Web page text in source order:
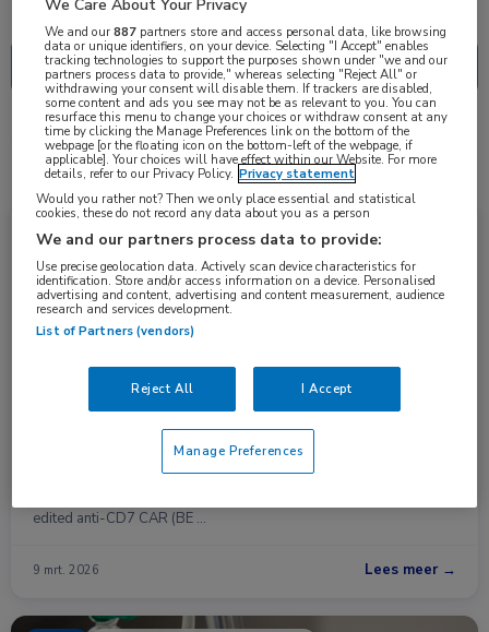
4 resultaten CD7✕
Universele base-edited anti-CD7 CAR T-cellen bij
T-cel acute lymfatische leukemie
edited anti-CD7 CAR (BE …
9 mrt. 2026 Lees meer →
We Care About Your Privacy
We and our887 partners store and access personal data, like browsing
data or unique identifiers, on your device. Selecting "I Accept" enables
tracking technologies to support the purposes shown under "we and our
partners process data to provide," whereas selecting "Reject All" or
withdrawing your consent will disable them. If trackers are disabled,
some content and ads you see may not be as relevant to you. You can
resurface this menu to change your choices or withdraw consent at any
time by clicking the Manage Preferences link on the bottom of the
webpage [or the floating icon on the bottom-left of the webpage, if
applicable]. Your choices will have effect within our Website. For more
details, refer to our Privacy Policy. Privacy statement
Would you rather not? Then we only place essential and statistical
cookies, these do not record any data about you as a person
We and our partners process data to provide:
Use precise geolocation data. Actively scan device characteristics for
identification. Store and/or access information on a device. Personalised
advertising and content, advertising and content measurement, audience
research and services development.
List of Partners (vendors)
Reject All I Accept
Manage Preferences